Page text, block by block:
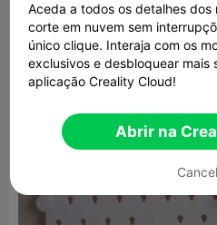
Aceda a todos os detalhes
corte em nuvem sem
único clique. Interaja com os
exclusivos e desbloquear mais
aplicação Creality Cloud!
Abrir na